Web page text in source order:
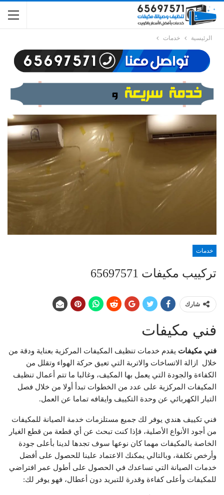
الرئيسية خدمات
خدمات
تركييب مكيفات 65697571
شارك
فني مكيفات
فني مكيفات يقدم خدمات تنظيف المكيفات المركزية بعناية ودقة من
خلال ازالة الاتساخات والاتربة التي تعيق حركة الهواء وتقلل من
الكفاءة والجودة التي يعمل بها المكيف، وغالبا ما تتم أعمال تنظيف
المكيفات المركزية على عدد من الخطوات تبدأ أولا من خلال فصل
التيار الكهربائي عن وحدة التكييف وايقافه تماما عن العمل.
فني تكييف هندي يوفر لك جميع مستلزمات خدمة الصيانة للمكيفات
من أجود الأنواع الأصلية، فإذا كنت تبحث عن أي قطعة من قطع الغيار
الخاصة بالمكيفات مهما كان نوعها سوف تجدها لدينا بأعلى جودة
وأرخص تكلفة، وبالتالي يمكنك الاعتماد علينا للحصول على أفضل
خدمات الصيانة التي تساعدك في الحصول على أطول عمر افتراضي
للمكيفات وأعلى كفاءة وقدرة للتبريد دون أعطال، فهو يوفر لك: